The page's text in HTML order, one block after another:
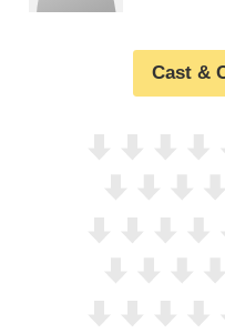
Cast &